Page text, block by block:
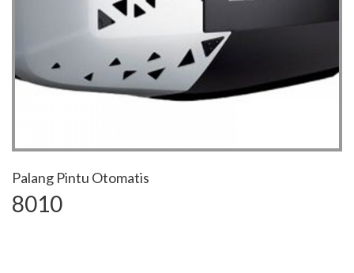
Palang Pintu Otomatis
8010